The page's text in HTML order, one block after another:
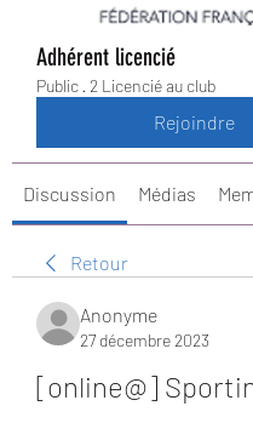
Adhérent licencié
Public · 2 Licencié au club
Rejoindre
Discussion Médias
Retour
Anonyme
27 décembre 2023
[online@]